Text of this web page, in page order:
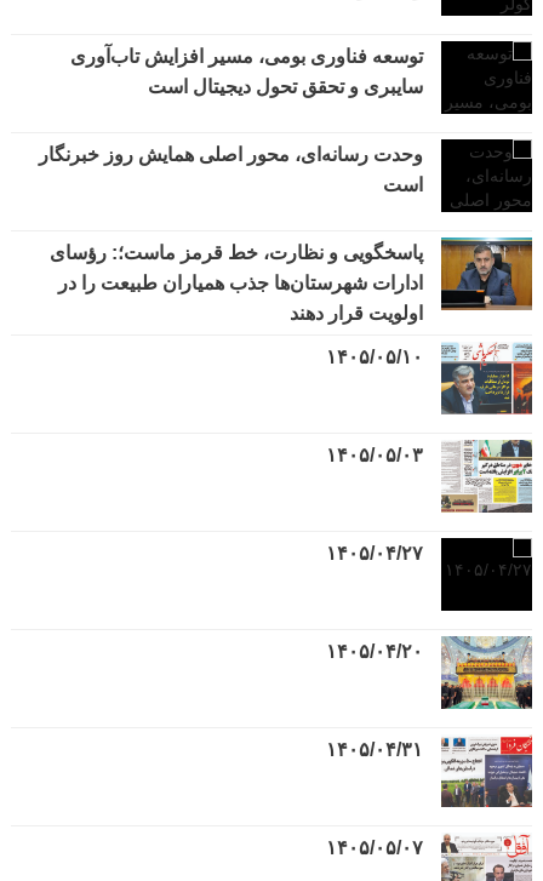
توسعه فناوری بومی، مسیر افزایش تاب‌آوری
سایبری و تحقق تحول دیجیتال است
وحدت رسانه‌ای، محور اصلی همایش روز خبرنگار
است
پاسخگویی و نظارت، خط قرمز ماست؛: رؤسای
ادارات شهرستان‌ها جذب همیاران طبیعت را در
اولویت قرار دهند
۱۴۰۵/۰۵/۱۰
۱۴۰۵/۰۵/۰۳
۱۴۰۵/۰۴/۲۷
۱۴۰۵/۰۴/۲۰
۱۴۰۵/۰۴/۳۱
۱۴۰۵/۰۵/۰۷